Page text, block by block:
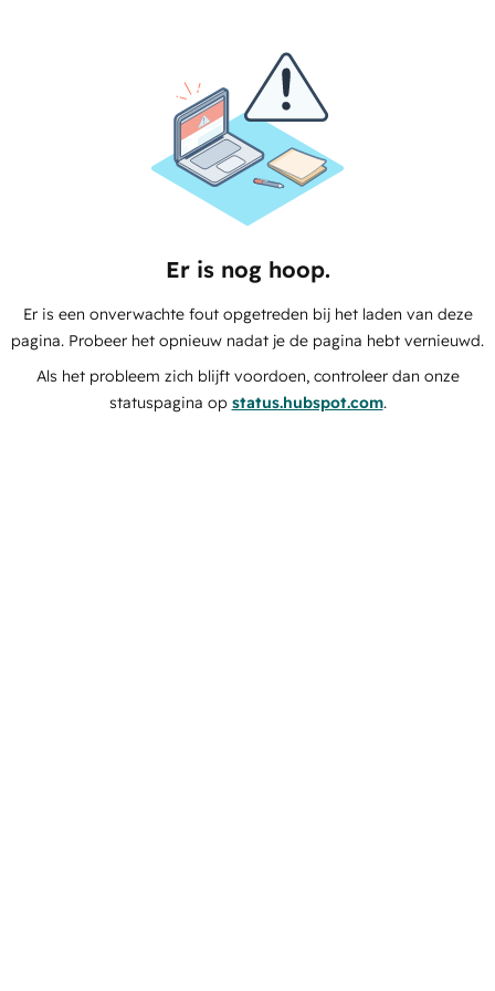
Er is nog hoop.
Er is een onverwachte fout opgetreden bij het laden van deze
pagina. Probeer het opnieuw nadat je de pagina hebt vernieuwd.
Als het probleem zich blijft voordoen, controleer dan onze
statuspagina op status.hubspot.com.